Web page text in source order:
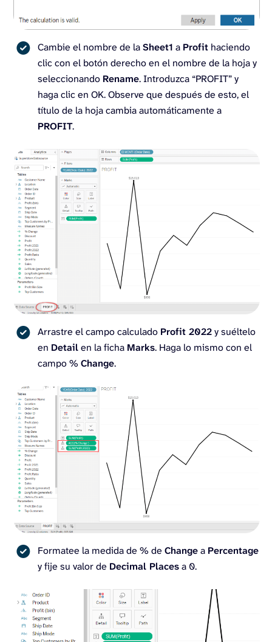
Cambie el nombre de laSheet1 a Profit haciendo
clic con el botón derecho en el nombre de la hoja y
seleccionando Rename. Introduzca “PROFIT” y
haga clic en OK. Observe que después de esto, el
título de la hoja cambia automáticamente a
PROFIT.
Arrastre el campo calculado Profit 2022y suéltelo
en Detailen la ficha Marks. Haga lo mismo con el
campo % Change.
Formatee la medida de % de Changea Percentage
y fije su valor de Decimal Placesa 0.